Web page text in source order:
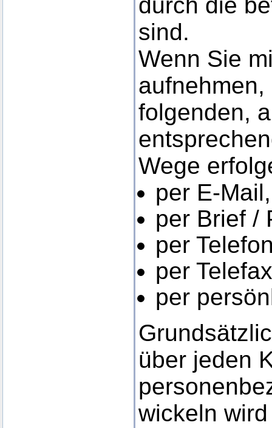
sind.
Wenn Sie
folgenden,
Wege
per E-Mail,
per Brief /
per
per
per
über jeden
wickeln